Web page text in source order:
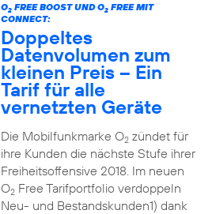
O2FREE BOOST UND O2FREE MIT
CONNECT:
Doppeltes
Datenvolumen zum
kleinen Preis – Ein
Tarif für alle
vernetzten Geräte
Die Mobilfunkmarke O2zündet für
ihre Kunden die nächste Stufe ihrer
Freiheitsoffensive 2018. Im neuen
O2Free Tarifportfolio verdoppeln
Neu- und Bestandskunden1) dank